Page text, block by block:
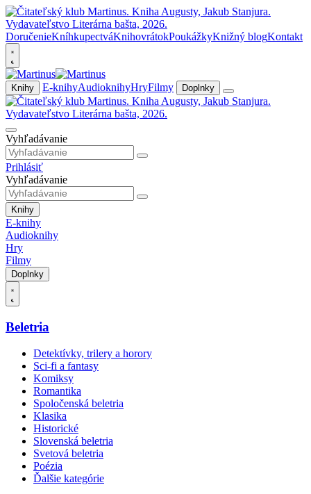
DoručenieKníhkupectváKnihovrátokPoukážkyKnižný blogKontakt
Knihy E-knihyAudioknihyHryFilmy Doplnky
Vyhľadávanie
Prihlásiť
Vyhľadávanie
Knihy
E-knihy
Audioknihy
Hry
Filmy
Doplnky
Beletria
Detektívky, trilery a horory
Sci-fi a fantasy
Komiksy
Romantika
Spoločenská beletria
Klasika
Historické
Slovenská beletria
Svetová beletria
Poézia
Ďalšie kategórie